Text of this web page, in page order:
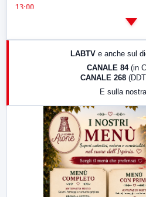
13:00
17:00
LABTV e anche sul
CANALE 84 (in
CANALE 268
E sulla nostra